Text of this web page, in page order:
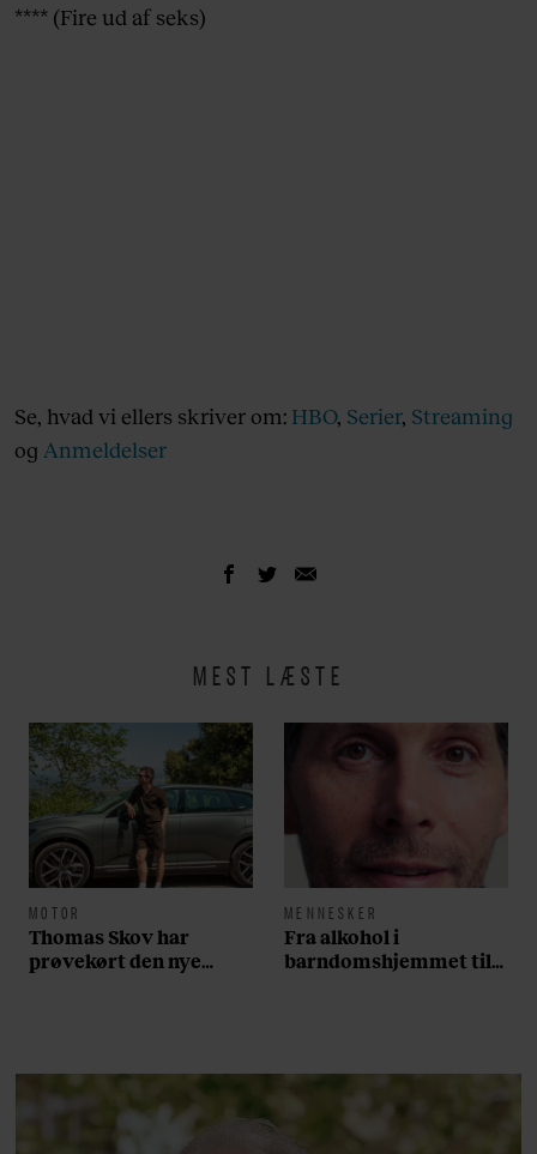
**** (Fire ud af seks)
Se, hvad vi ellers skriver om: HBO, Serier, Streaming
og Anmeldelser
MEST LÆSTE
MOTOR
Thomas Skov har
prøvekørt den nye
MENNESKER
Fra alkohol i
barndomshjemmet til